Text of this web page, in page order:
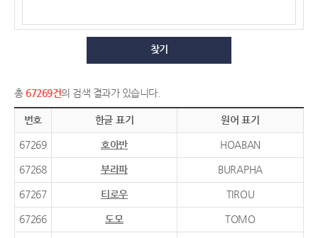
찾기
총 67269건의 검색 결과가 있습니다.
번호 한글 표기 원어 표기
67269 호아반 HOABAN
67268 부라파 BURAPHA
67267 티로우 TIROU
67266 도모 TOMO